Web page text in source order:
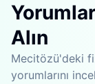
Alın
Mecitözü'deki
yorumlarını